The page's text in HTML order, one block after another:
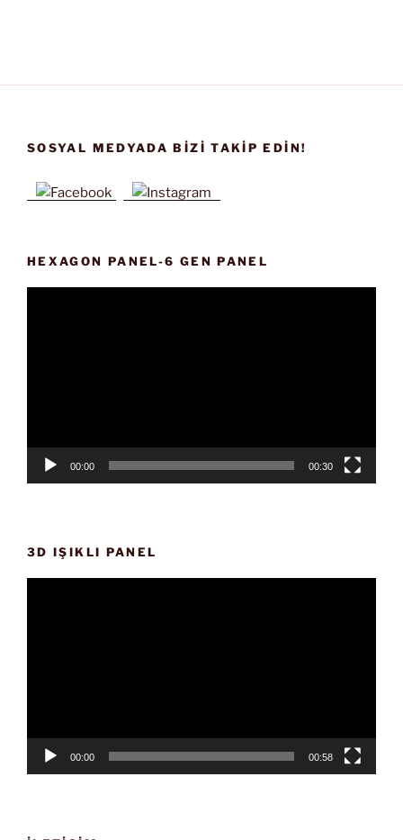
SOSYAL MEDYADA BIZI TAKIP EDIN!
HEXAGON PANEL-6 GEN PANEL
00:00 00:30
3D IŞIKLI PANEL
00:00 00:58